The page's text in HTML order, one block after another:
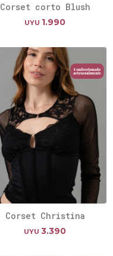
Corset corto Blush
UYU 1.990
Corset Christina
UYU 3.390